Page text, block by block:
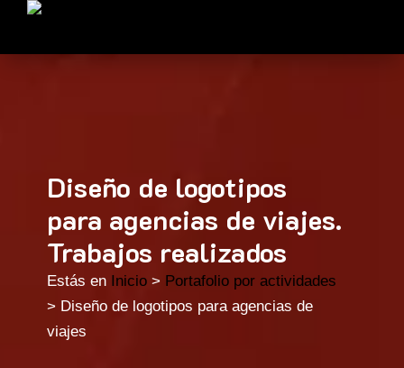
Diseño de logotipos
para agencias de viajes.
Trabajos realizados
Estás en Inicio > Portafolio por actividades
> Diseño de logotipos para agencias de
viajes